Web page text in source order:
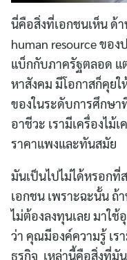
นี่คือสิ่งที่เอกชนเห็น ด้
human resource ของ
แบ็กกับภาครัฐตลอด แ
หาสังคม มีโอกาสก็คุยใ
ของในระดับการศึกษ
อาชีวะ เรามีเครื่องไม้
ราคาแพงและทันสมัย
มันเป็นไปไม่ได้หรอกที่
เอกชน เพราะฉะนั้น ถ้
ไม่ต้องลงทุนเลย มาใช้
ว่า คุณมีองค์ความรู้ เร
ธุรกิจ เหล่านี้คือสิ่งที่มั